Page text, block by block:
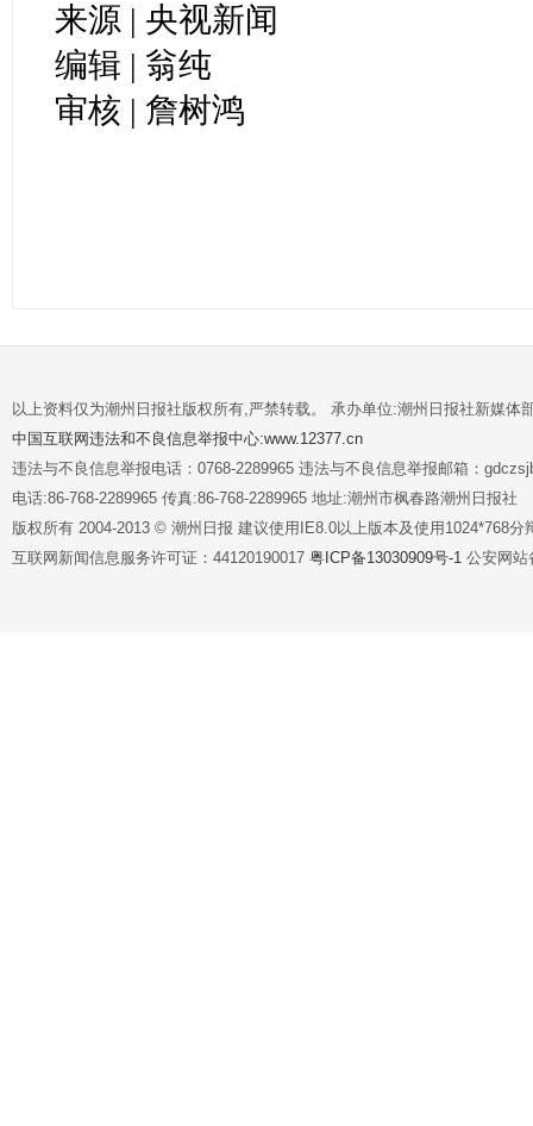
来源 | 央视新闻
编辑 | 翁纯
审核 | 詹树鸿
以上资料仅为潮州日报社版权所有,严禁转载。 承办单位:潮州日报社新媒体
中国互联网违法和不良信息举报中心:www.12377.cn
违法与不良信息举报电话：0768-2289965 违法与不良信息举报邮箱：
电话:86-768-2289965 传真:86-768-2289965 地址:潮州市枫春路潮州日报社
版权所有 2004-2013 © 潮州日报 建议使用IE8.0以上版本及使用1024*768分
互联网新闻信息服务许可证：44120190017 粤ICP备13030909号-1 公安网站